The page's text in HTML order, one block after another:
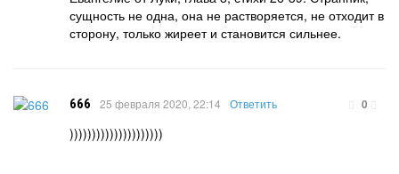
сущность не одна, она не растворяется, не отходит в
сторону, только жиреет и становится сильнее.
666 25 февраля 2020, 22:14 0
Ответить
)))))))))))))))))))))